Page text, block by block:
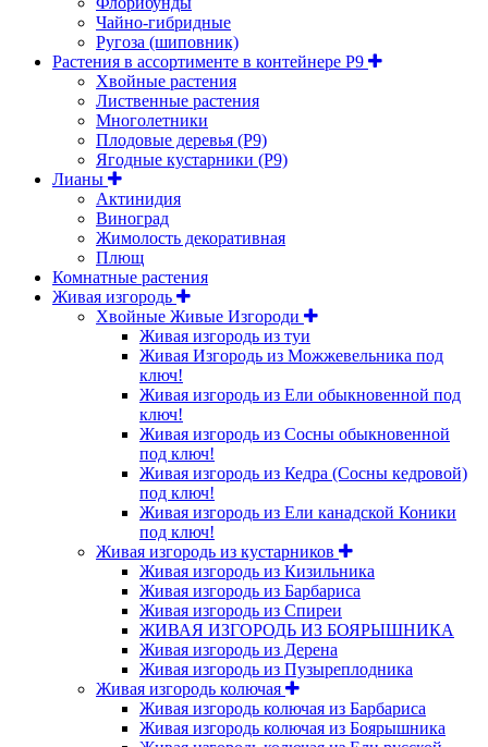
Чайно-гибридные
Ругоза (шиповник)
Растения в ассортименте в контейнере P9
Хвойные растения
Лиственные растения
Многолетники
Плодовые деревья (Р9)
Ягодные кустарники (Р9)
Лианы
Актинидия
Виноград
Жимолость декоративная
Плющ
Комнатные растения
Живая изгородь
Хвойные Живые Изгороди
Живая изгородь из туи
Живая Изгородь из Можжевельника под
ключ!
Живая изгородь из Ели обыкновенной под
ключ!
Живая изгородь из Сосны обыкновенной
под ключ!
Живая изгородь из Кедра (Сосны кедровой)
под ключ!
Живая изгородь из Ели канадской Коники
под ключ!
Живая изгородь из кустарников
Живая изгородь из Кизильника
Живая изгородь из Барбариса
Живая изгородь из Спиреи
ЖИВАЯ ИЗГОРОДЬ ИЗ БОЯРЫШНИКА
Живая изгородь из Дерена
Живая изгородь из Пузыреплодника
Живая изгородь колючая
Живая изгородь колючая из Барбариса
Живая изгородь колючая из Боярышника